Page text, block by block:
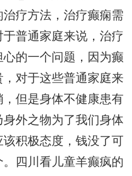
疗方法，治疗癫痫需
普通家庭来说，治疗
的一个问题，因为癫
对于这些普通家庭来
但是身体不健康患有
外之物为了我们身体
积极态度，钱没了可
四川看儿童羊癫疯的